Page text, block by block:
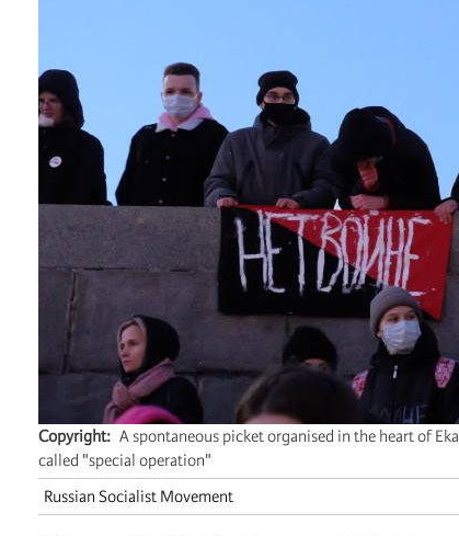
Copyright
A spontaneous picket organised in the heart of
called "special operation"
Russian Socialist Movement